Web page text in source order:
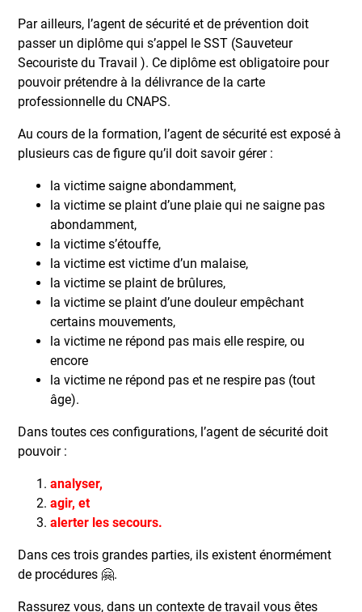
Par ailleurs, l’agent de sécurité et de prévention doit
passer un diplôme qui s’appel le SST (Sauveteur
Secouriste du Travail ). Ce diplôme est obligatoire pour
pouvoir prétendre à la délivrance de la carte
professionnelle du CNAPS.
Au cours de la formation, l’agent de sécurité est exposé à
plusieurs cas de figure qu’il doit savoir gérer :
la victime saigne abondamment,
la victime se plaint d’une plaie qui ne saigne pas
abondamment,
la victime s’étouffe,
la victime est victime d’un malaise,
la victime se plaint de brûlures,
la victime se plaint d’une douleur empêchant
certains mouvements,
la victime ne répond pas mais elle respire, ou
encore
la victime ne répond pas et ne respire pas (tout
âge).
Dans toutes ces configurations, l’agent de sécurité doit
pouvoir :
analyser,
agir, et
alerter les secours.
Dans ces trois grandes parties, ils existent énormément
de procédures 🤗.
Rassurez vous, dans un contexte de travail vous êtes